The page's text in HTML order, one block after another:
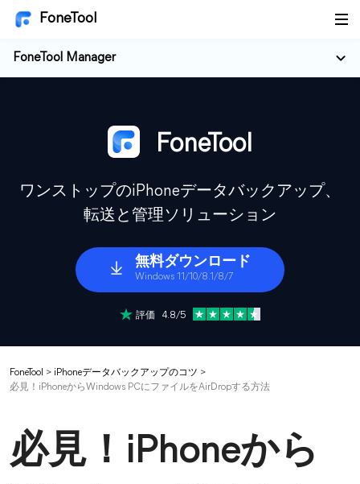
FoneTool
FoneTool Manager
FoneTool
ワンストップのiPhoneデータバックアップ、
転送と管理ソリューション
無料ダウンロード
Windows 11/10/8.1/8/7
評価 4.8/5
FoneTool > iPhoneデータバックアップのコツ >
必見！iPhoneからWindows PCにファイルをAirDropする方法
必見！iPhoneから